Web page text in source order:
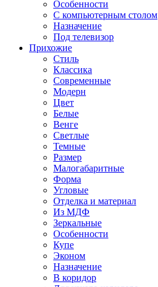
Особенности
С компьютерным столом
Назначение
Под телевизор
Прихожие
Стиль
Классика
Современные
Модерн
Цвет
Белые
Венге
Светлые
Темные
Размер
Малогабаритные
Форма
Угловые
Отделка и материал
Из МДФ
Зеркальные
Особенности
Купе
Эконом
Назначение
В коридор